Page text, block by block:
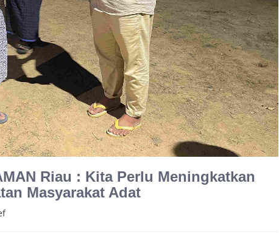
Riau : Kita Perlu Meningkatkan
Masyarakat Adat